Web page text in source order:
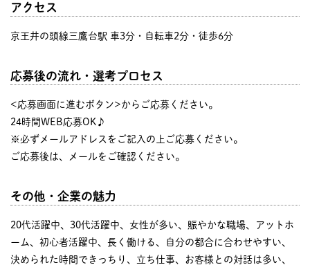
アクセス
京王井の頭線三鷹台駅 車3分・自転車2分・徒歩6分
応募後の流れ・選考プロセス
<応募画面に進むボタン>からご応募ください。
24時間WEB応募OK♪
※必ずメールアドレスをご記入の上ご応募ください。
ご応募後は、メールをご確認ください。
その他・企業の魅力
20代活躍中、30代活躍中、女性が多い、賑やかな職場、アットホ
ーム、初心者活躍中、長く働ける、自分の都合に合わせやすい、
決められた時間できっちり、立ち仕事、お客様との対話は多い、